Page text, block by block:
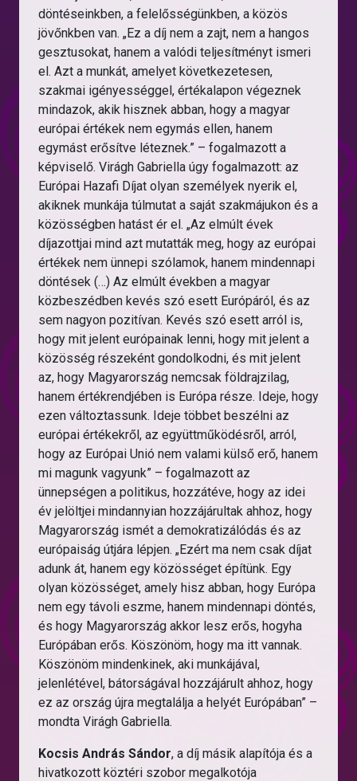
döntéseinkben, a felelősségünkben, a közös
jövőnkben van. „Ez a díj nem a zajt, nem a hangos
gesztusokat, hanem a valódi teljesítményt ismeri
el. Azt a munkát, amelyet következetesen,
szakmai igényességgel, értékalapon végeznek
mindazok, akik hisznek abban, hogy a magyar
európai értékek nem egymás ellen, hanem
egymást erősítve léteznek.” – fogalmazott a
képviselő. Virágh Gabriella úgy fogalmazott: az
Európai Hazafi Díjat olyan személyek nyerik el,
akiknek munkája túlmutat a saját szakmájukon és a
közösségben hatást ér el. „Az elmúlt évek
díjazottjai mind azt mutatták meg, hogy az európai
értékek nem ünnepi szólamok, hanem mindennapi
döntések (…) Az elmúlt években a magyar
közbeszédben kevés szó esett Európáról, és az
sem nagyon pozitívan. Kevés szó esett arról is,
hogy mit jelent európainak lenni, hogy mit jelent a
közösség részeként gondolkodni, és mit jelent
az, hogy Magyarország nemcsak földrajzilag,
hanem értékrendjében is Európa része. Ideje, hogy
ezen változtassunk. Ideje többet beszélni az
európai értékekről, az együttműködésről, arról,
hogy az Európai Unió nem valami külső erő, hanem
mi magunk vagyunk” – fogalmazott az
ünnepségen a politikus, hozzátéve, hogy az idei
év jelöltjei mindannyian hozzájárultak ahhoz, hogy
Magyarország ismét a demokratizálódás és az
európaiság útjára lépjen. „Ezért ma nem csak díjat
adunk át, hanem egy közösséget építünk. Egy
olyan közösséget, amely hisz abban, hogy Európa
nem egy távoli eszme, hanem mindennapi döntés,
és hogy Magyarország akkor lesz erős, hogyha
Európában erős. Köszönöm, hogy ma itt vannak.
Köszönöm mindenkinek, aki munkájával,
jelenlétével, bátorságával hozzájárult ahhoz, hogy
ez az ország újra megtalálja a helyét Európában” –
mondta Virágh Gabriella.
Kocsis András Sándor, a díj másik alapítója és a
hivatkozott köztéri szobor megalkotója